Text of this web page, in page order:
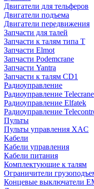
Двигатели для тельферов
Двигатели подъема
Двигатели передвижения
Запчасти для талей
Запчасти к талям типа Т
Запчасти Elmot
Запчасти Podemcrane
Запчасти Yantra
Запчасти к талям CD1
Радиоуправление
Радиоуправление Telecrane
Радиоуправление Elfatek
Радиоуправление
Пульты
Пульты управления XAC
Кабели
Кабели управления
Кабели питания
Комплектующие к талям
Ограничители
Концевые выключатели